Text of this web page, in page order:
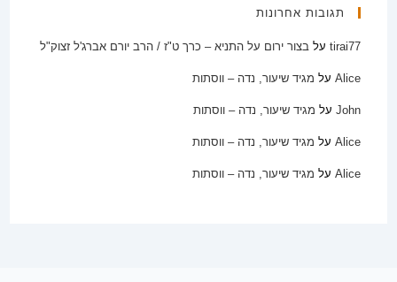
תגובות אחרונות
tirai77 על בצור ירום על התניא – כרך ט"ז / הרב יורם אברג'ל זצוק"ל
Alice על מגיד שיעור, נדה – ווסתות
John על מגיד שיעור, נדה – ווסתות
Alice על מגיד שיעור, נדה – ווסתות
Alice על מגיד שיעור, נדה – ווסתות